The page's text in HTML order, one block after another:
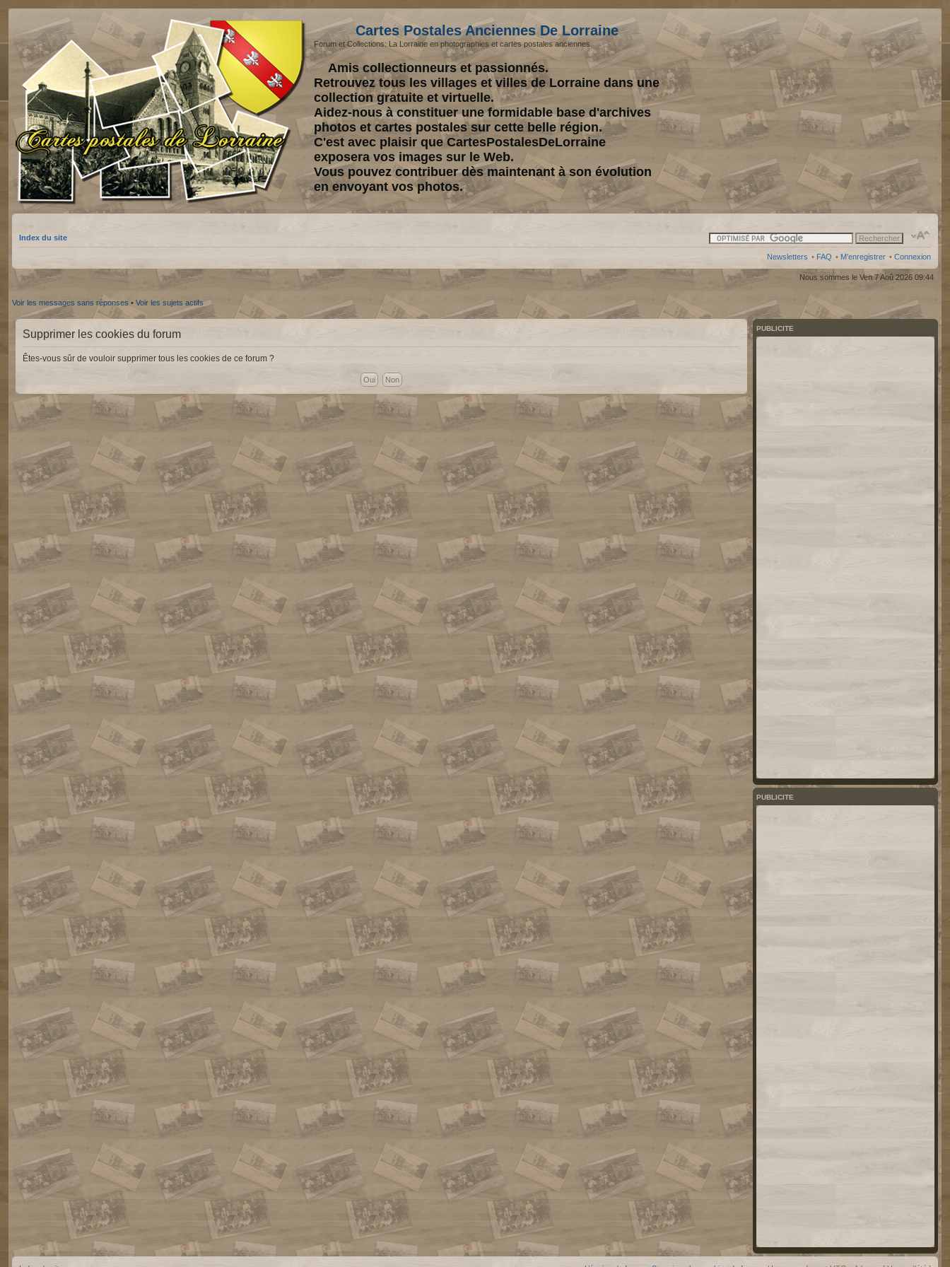
Cartes Postales Anciennes De Lorraine
Forum et Collections: La Lorraine en photographies et cartes postales anciennes.
Amis collectionneurs et passionnés.
Retrouvez tous les villages et villes de Lorraine dans une
collection gratuite et virtuelle.
Aidez-nous à constituer une formidable base d'archives
photos et cartes postales sur cette belle région.
C'est avec plaisir que CartesPostalesDeLorraine
exposera vos images sur le Web.
Vous pouvez contribuer dès maintenant à son évolution
en envoyant vos photos.
Index du site
Newsletters • FAQ • M’enregistrer • Connexion
Nous sommes le Ven 7 Aoû 2026 09:44
Voir les messages sans réponses • Voir les sujets actifs
Supprimer les cookies du forum
Êtes-vous sûr de vouloir supprimer tous les cookies de ce forum ?
PUBLICITE
PUBLICITE